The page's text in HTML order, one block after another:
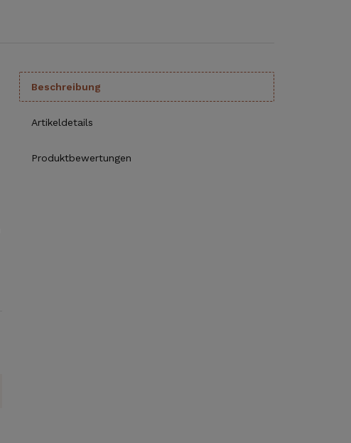
Beschreibung
Artikeldetails
Produktbewertungen